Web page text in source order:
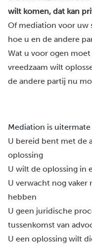
wilt komen, dat kan
Of mediation voor uw
hoe u en de andere
Wat u voor ogen
vreedzaam wilt
de andere partij nu
Mediation is uitermate
U bereid bent met de
oplossing
U wilt de oplossing in
U verwacht nog vaker
hebben
U geen juridische
tussenkomst van
U een oplossing wilt